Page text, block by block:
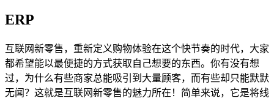
ERP
互联网新零售，重新定义购物体验在这个快节奏的时代，大家
都希望能以最便捷的方式获取自己想要的东西。你有没有想
过，为什么有些商家总能吸引到大量顾客，而有些却只能默默
无闻？这就是互联网新零售的魅力所在！简单来说，它是将线